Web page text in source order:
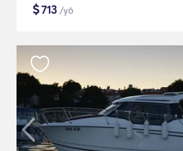
$713 /yö